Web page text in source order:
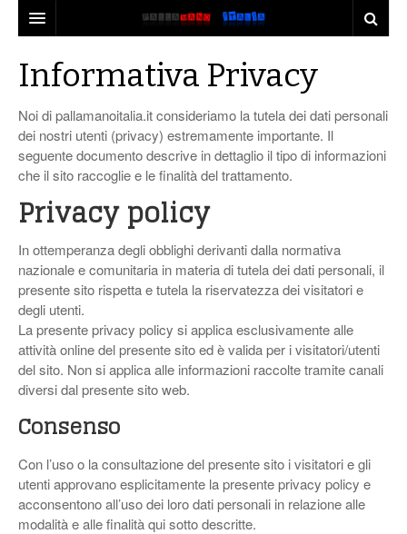
PALLAMANO FEMMINILE
APPROFONDIMENTI SULLE SQUADRE
INTERVISTE
NOTIZIE AZZURRE
BEACH HANDBALL
COMPETIZIONI INTERNAZIONALI
ALTRE COMPETIZIONI EUROPEE
PUBBLICITÀ
Informativa Privacy
Noi di pallamanoitalia.it consideriamo la tutela dei dati personali
dei nostri utenti (privacy) estremamente importante. Il
seguente documento descrive in dettaglio il tipo di informazioni
che il sito raccoglie e le finalità del trattamento.
Privacy policy
In ottemperanza degli obblighi derivanti dalla normativa
nazionale e comunitaria in materia di tutela dei dati personali, il
presente sito rispetta e tutela la riservatezza dei visitatori e
degli utenti.
La presente privacy policy si applica esclusivamente alle
attività online del presente sito ed è valida per i visitatori/utenti
del sito. Non si applica alle informazioni raccolte tramite canali
diversi dal presente sito web.
Consenso
Con l’uso o la consultazione del presente sito i visitatori e gli
utenti approvano esplicitamente la presente privacy policy e
acconsentono all’uso dei loro dati personali in relazione alle
modalità e alle finalità qui sotto descritte.